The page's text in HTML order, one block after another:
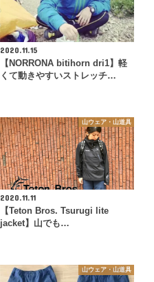
2020.11.15
【NORRONA bitihorn dri1】軽
くて動きやすいストレッチ…
山ウェア・山道具
2020.11.11
【Teton Bros. Tsurugi lite
jacket】山でも…
山ウェア・山道具